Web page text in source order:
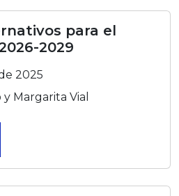
para el
2029
2025
Margarita Vial